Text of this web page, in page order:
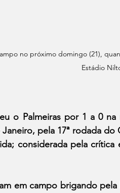
no próximo domingo (21),
Estádio
o Palmeiras por 1 a 0
pela 17ª rodada
considerada pela
em campo brigando